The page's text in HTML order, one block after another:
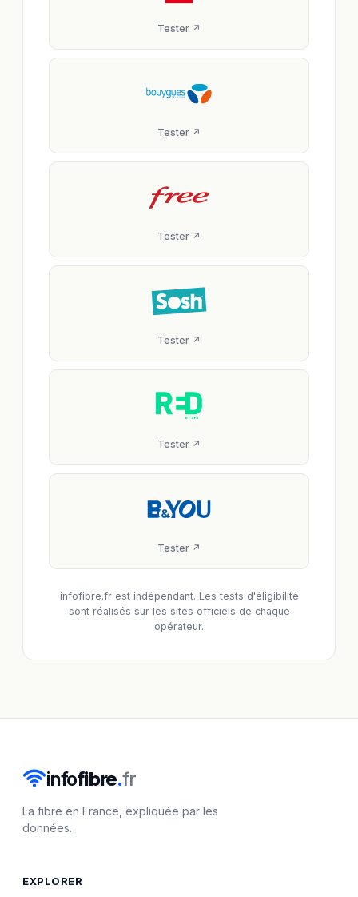
Tester ↗
Tester ↗
Tester ↗
Tester ↗
Tester ↗
Tester ↗
infofibre.fr est indépendant. Les tests d'éligibilité
sont réalisés sur les sites officiels de chaque
opérateur.
infofibre.fr
La fibre en France, expliquée par les
données.
EXPLORER